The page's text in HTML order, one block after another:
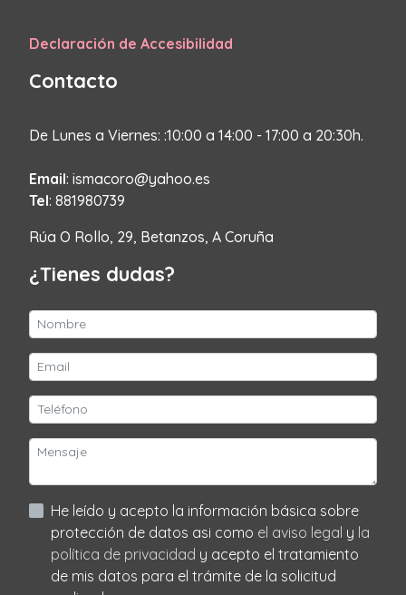
Declaración de Accesibilidad
Contacto
De Lunes a Viernes: :10:00 a 14:00 - 17:00 a 20:30h.
Email: ismacoro@yahoo.es
Tel: 881980739
Rúa O Rollo, 29, Betanzos, A Coruña
¿Tienes dudas?
He leído y acepto la información básica sobre
protección de datos asi como el aviso legal y la
política de privacidad y acepto el tratamiento
de mis datos para el trámite de la solicitud